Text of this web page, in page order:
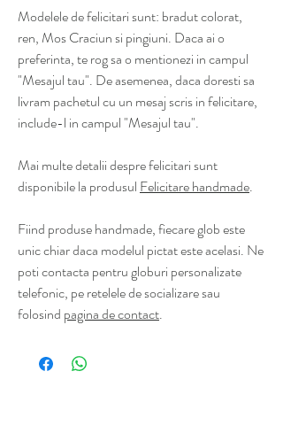
Modelele de felicitari sunt: bradut colorat,
ren, Mos Craciun si pingiuni. Daca ai o
preferinta, te rog sa o mentionezi in campul
"Mesajul tau". De asemenea, daca doresti sa
livram pachetul cu un mesaj scris in felicitare,
include-l in campul "Mesajul tau".
Mai multe detalii despre felicitari sunt
disponibile la produsul Felicitare handmade.
Fiind produse handmade, fiecare glob este
unic chiar daca modelul pictat este acelasi. Ne
poti contacta pentru globuri personalizate
telefonic, pe retelele de socializare sau
folosind pagina de contact.